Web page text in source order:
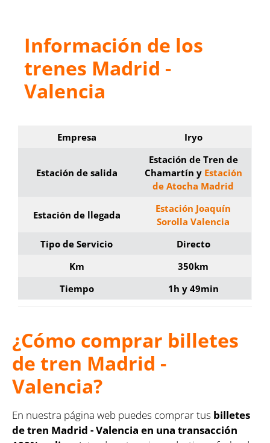
Información de los
trenes Madrid -
Valencia
Empresa Iryo
Estación de salida
Estación de Tren de
Chamartín y Estación
de Atocha Madrid
Estación de llegada
Estación Joaquín
Sorolla Valencia
Tipo de Servicio
Directo
Km
350km
Tiempo
1h y 49min
¿Cómo comprar billetes
de tren Madrid -
Valencia?
En nuestra página web puedes comprar tus billetes
de tren Madrid - Valencia en una transacción